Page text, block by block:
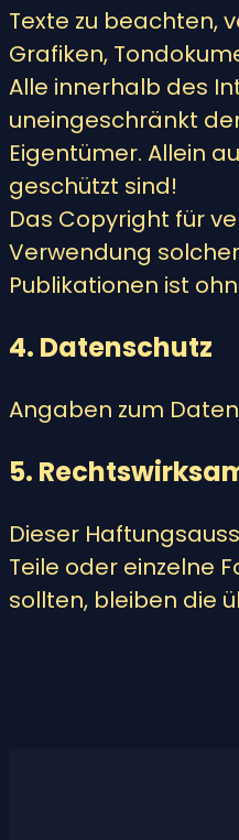
Texte zu beachten,
Grafiken,
Alle innerhalb des
uneingeschränkt
Eigentümer. Allein
geschützt sind!
Das Copyright für
Verwendung
Publikationen ist
4. Datenschutz
Angaben zum
5.
Dieser
Teile oder einzelne
sollten, bleiben die